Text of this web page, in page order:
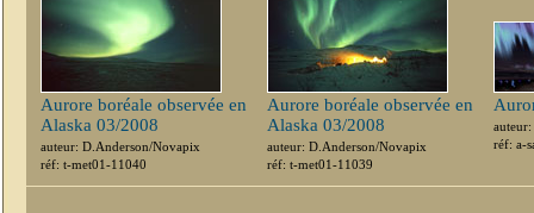
Aurore boréale observée en
Alaska 03/2008
auteur: D.Anderson/Novapix
réf: t-met01-11040
Aurore boréale observée en
Alaska 03/2008
auteur: D.Anderson/Novapix
réf: t-met01-11039
réf: a-